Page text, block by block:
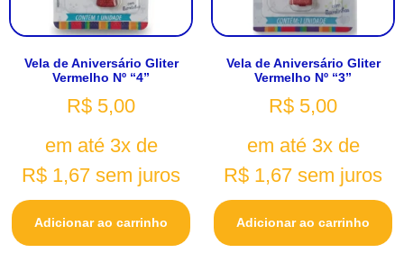
Vela de Aniversário Gliter
Vermelho Nº “4”
R$ 5,00
em até 3x de
R$ 1,67 sem juros
Adicionar ao carrinho
Vela de Aniversário Gliter
Vermelho Nº “3”
R$ 5,00
em até 3x de
R$ 1,67 sem juros
Adicionar ao carrinho